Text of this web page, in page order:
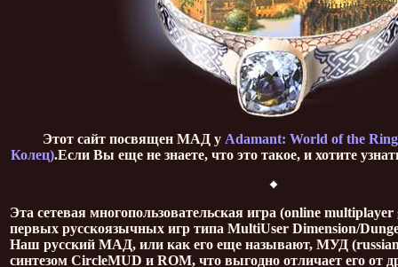
Этот сайт посвящен МАД у Adamant: World of the
Колец).Если Вы еще не знаете, что это такое, и хотите
Эта сетевая многопользовательская игра (online multiplayer
первых русскоязычных игр типа MultiUser Dimension/
Наш русский МАД, или как его еще называют, МУД
синтезом CircleMUD и ROM, что выгодно отличает его от